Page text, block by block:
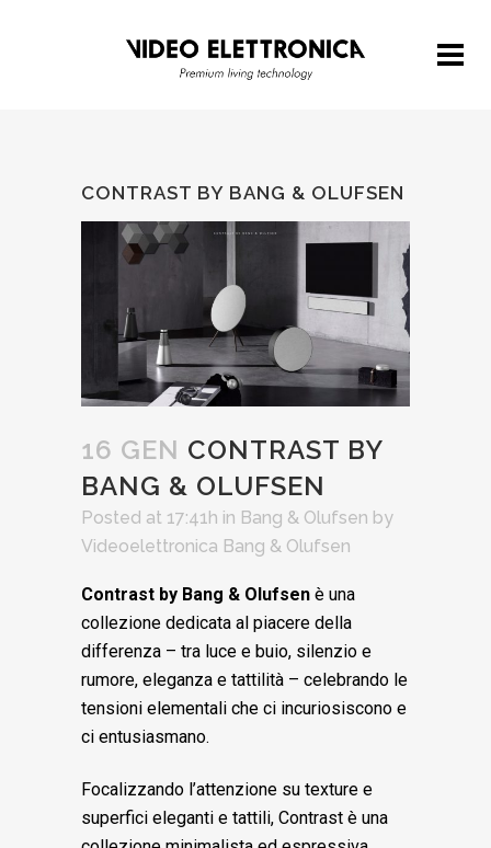
CONTRAST BY BANG & OLUFSEN
16 GEN CONTRAST BY
BANG & OLUFSEN
Posted at 17:41h in Bang & Olufsen by
Videoelettronica Bang & Olufsen
Contrast by Bang & Olufsen è una
collezione dedicata al piacere della
differenza – tra luce e buio, silenzio e
rumore, eleganza e tattilità – celebrando le
tensioni elementali che ci incuriosiscono e
ci entusiasmano.
Focalizzando l’attenzione su texture e
superfici eleganti e tattili, Contrast è una